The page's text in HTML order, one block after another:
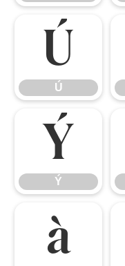
Ú
Ú
Ý
Ý
à